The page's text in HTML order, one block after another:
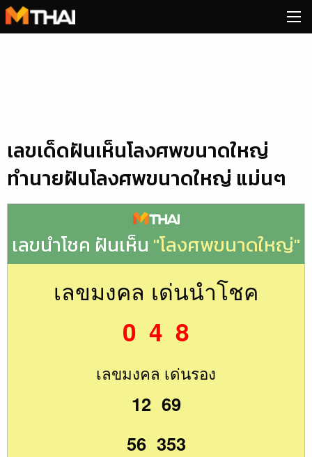
Skip
to
เลขเด็ดฝันเห็นโลงศพขนาดใหญ่
ทำนายฝันโลงศพขนาดใหญ่ แม่นๆ
เลขนำโชค ฝันเห็น "โลงศพขนาดใหญ่"
เลขมงคล เด่นนำโชค
0 4 8
เลขมงคล เด่นรอง
12 69
56 353